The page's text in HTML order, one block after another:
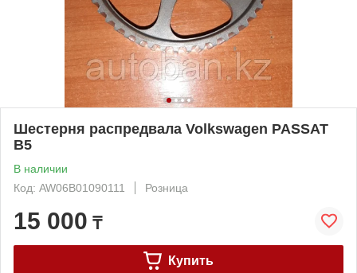
Шестерня распредвала Volkswagen PASSAT
B5
В наличии
Код: AW06B01090111
Розница
15 000 ₸
Купить